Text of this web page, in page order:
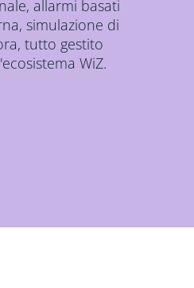
allarmi basati
simulazione di
tutto gestito
WiZ.